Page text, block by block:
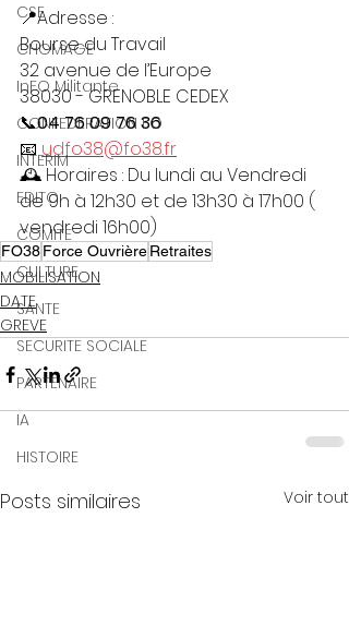
CSE
CHOMAGE
InFO Militante
CONFEDERATION FO
INTERIM
EDITO
COMITE
CULTURE
SANTE
SECURITE SOCIALE
PARTENAIRE
IA
HISTOIRE
📍Adresse :
Bourse du Travail
32 avenue de l’Europe
38030 - GRENOBLE CEDEX
📞04 76 09 76 36
📧 udfo38@fo38.fr
🕰️ Horaires : Du lundi au Vendredi
de 9h à 12h30 et de 13h30 à 17h00 (
vendredi 16h00)
FO38Force OuvrièreRetraites
MOBILISATION
DATE
GREVE
Posts similaires Voir tout